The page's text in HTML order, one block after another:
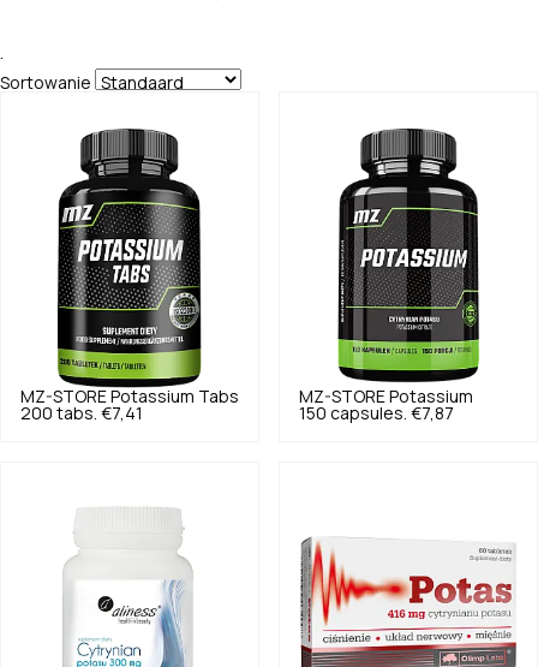
Sortowanie
MZ-STORE Potassium Tabs
200 tabs. €7,41
MZ-STORE Potassium
150 capsules. €7,87